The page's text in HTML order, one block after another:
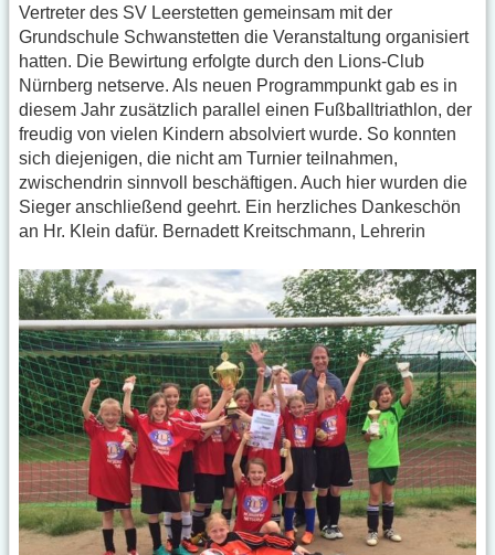
Vertreter des SV Leerstetten gemeinsam mit der
Grundschule Schwanstetten die Veranstaltung organisiert
hatten. Die Bewirtung erfolgte durch den Lions-Club
Nürnberg netserve. Als neuen Programmpunkt gab es in
diesem Jahr zusätzlich parallel einen Fußballtriathlon, der
freudig von vielen Kindern absolviert wurde. So konnten
sich diejenigen, die nicht am Turnier teilnahmen,
zwischendrin sinnvoll beschäftigen. Auch hier wurden die
Sieger anschließend geehrt. Ein herzliches Dankeschön
an Hr. Klein dafür. Bernadett Kreitschmann, Lehrerin